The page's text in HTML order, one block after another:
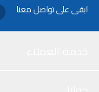
ابقى على تواصل معنا